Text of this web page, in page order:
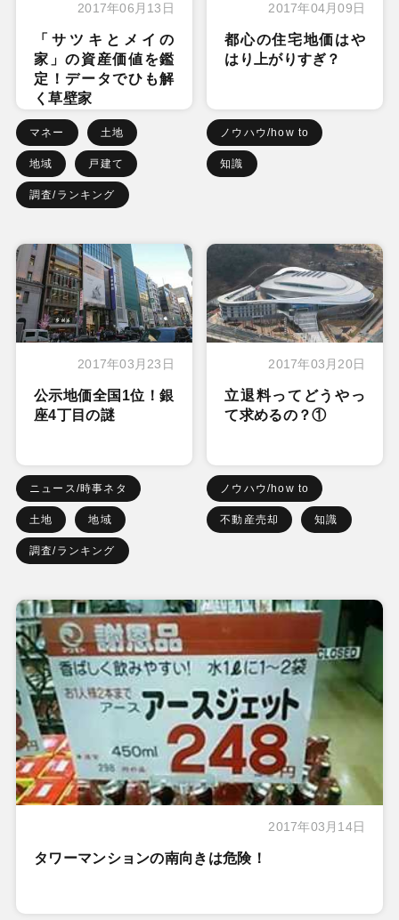
2017年06月13日
「サツキとメイの
家」の資産価値を鑑
定！データでひも解
く草壁家
マネー 土地
地域 戸建て
調査/ランキング
2017年04月09日
都心の住宅地価はや
はり上がりすぎ？
ノウハウ/how to
知識
2017年03月23日
公示地価全国1位！銀
座4丁目の謎
ニュース/時事ネタ
土地 地域
調査/ランキング
2017年03月20日
立退料ってどうやっ
て求めるの？①
ノウハウ/how to
不動産売却 知識
2017年03月14日
タワーマンションの南向きは危険！